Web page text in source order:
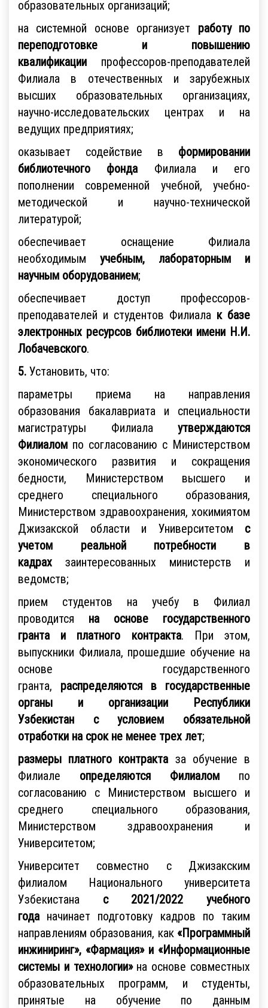
образовательных организаций;
на системной основе организует работу по
переподготовке и повышению
квалификации профессоров-преподавателей
Филиала в отечественных и зарубежных
высших образовательных организациях,
научно-исследовательских центрах и на
ведущих предприятиях;
оказывает содействие в формировании
библиотечного фондаФилиала и его
пополнении современной учебной, учебно-
методической и научно-технической
литературой;
обеспечивает оснащение Филиала
необходимым учебным, лабораторным и
научным оборудованием;
обеспечивает доступ профессоров-
преподавателей и студентов Филиала к базе
электронных ресурсов библиотеки имени Н.И.
Лобачевского.
5. Установить, что:
параметры приема на направления
образования бакалавриата и специальности
магистратуры Филиала утверждаются
Филиалом по согласованию с Министерством
экономического развития и сокращения
бедности, Министерством высшего и
среднего специального образования,
Министерством здравоохранения, хокимиятом
Джизакской области и Университетом с
учетом реальной потребности в
кадрах заинтересованных министерств и
ведомств;
прием студентов на учебу в Филиал
проводится на основе государственного
гранта и платного контракта. При этом,
выпускники Филиала, прошедшие обучение на
основе государственного
гранта, распределяются в государственные
органы и организации Республики
Узбекистан
с условием обязательной
отработки на срок не менее трех лет;
размеры платного контрактаза обучение в
Филиале определяются Филиалом по
согласованию с Министерством высшего и
среднего специального образования,
Министерством здравоохранения и
Университетом;
Университет совместно с Джизакским
филиалом Национального университета
Узбекистана с 2021/2022 учебного
года начинает подготовку кадров по таким
направлениям образования, как «Программный
инжиниринг», «Фармация» и «Информационные
системы и технологии»на основе совместных
образовательных программ, и студенты,
принятые на обучение по данным